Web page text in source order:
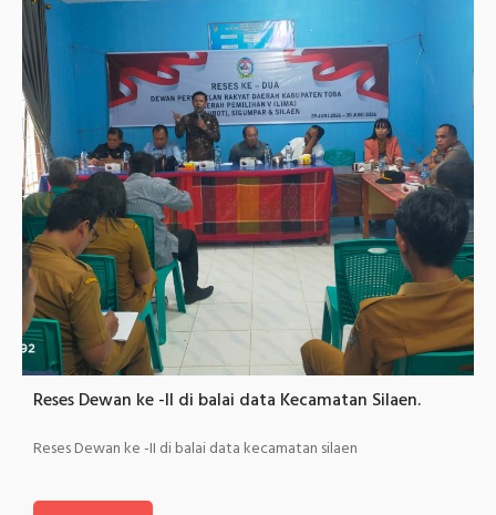
Reses Dewan ke -II di balai data Kecamatan Silaen.
Reses Dewan ke -II di balai data kecamatan silaen